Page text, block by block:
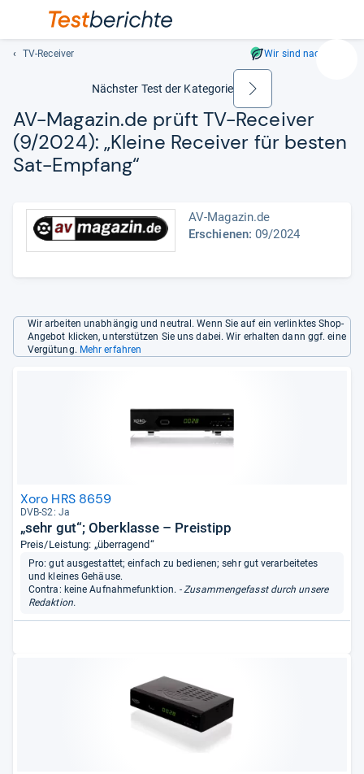
drei
den
TV-Receiver Wir sind nachhaltig
AV-​Maga­zin.de prüft TV-​Recei­ver
(9/2024): „Kleine Recei­ver für bes­ten
Sat-​Emp­fang“
Nächster Test der Kategorie weiter
AV-Magazin.de
Erschienen: 09/2024
Wir arbeiten unabhängig und neutral. Wenn Sie auf ein verlinktes Shop-
Angebot klicken, unterstützen Sie uns dabei. Wir erhalten dann ggf. eine
Vergütung. Mehr erfahren
Xoro HRS 8659
DVB-​S2: Ja
„sehr gut“; Oberklasse – Preistipp
Preis/Leistung: „überragend“
Pro: gut ausgestattet; einfach zu bedienen; sehr gut verarbeitetes
und kleines Gehäuse.
Contra: keine Aufnahmefunktion. - Zusammengefasst durch unsere
Redaktion.